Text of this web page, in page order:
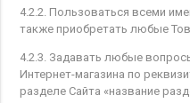
4.2.2. Пользоваться всеми
также приобретать любые
4.2.3. Задавать любые
Интернет-магазина по
разделе Сайта «название